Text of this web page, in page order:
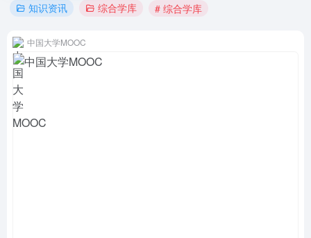
知识资讯 综合学库 # 综合学库
中国大学MOOC